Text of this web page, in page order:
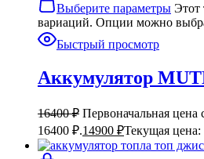
Выберите параметры Этот
вариаций. Опции можно
Быстрый просмотр
Аккумулятор
16400₽ Первоначальная цена
16400 ₽.14900 ₽Текущая цена: